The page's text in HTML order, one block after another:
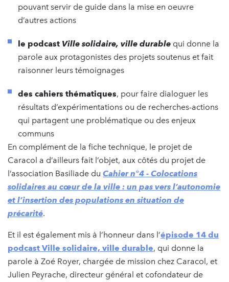
pouvant servir de guide dans la mise en oeuvre
d’autres actions
le podcast Ville solidaire, ville durable qui donne la
parole aux protagonistes des projets soutenus et fait
raisonner leurs témoignages
des cahiers thématiques, pour faire dialoguer les
résultats d’expérimentations ou de recherches-actions
qui partagent une problématique ou des enjeux
communs
En complément de la fiche technique, le projet de
Caracol a d’ailleurs fait l’objet, aux côtés du projet de
l’association Basiliade du Cahier n°4 - Colocations
solidaires au cœur de la ville : un pas vers l’autonomie
et l’insertion des populations en situation de
précarité.
Et il est également mis à l’honneur dans l’épisode 14 du
podcast Ville solidaire, ville durable, qui donne la
parole à Zoé Royer, chargée de mission chez Caracol, et
Julien Peyrache, directeur général et cofondateur de